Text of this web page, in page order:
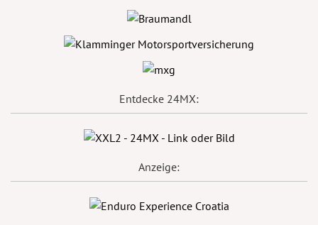
Entdecke 24MX:
Anzeige: